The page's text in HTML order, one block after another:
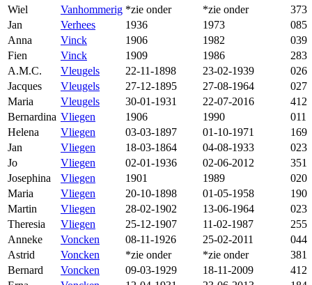
Wiel
Vanhommerig *zie onder *zie onder
373
Jan
Verhees 1936 1973
085
Anna
Vinck 1906 1982
039
Fien
Vinck 1909 1986
283
A.M.C.
Vleugels 22-11-1898 23-02-1939
026
Jacques
Vleugels 27-12-1895 27-08-1964
027
Maria
Vleugels 30-01-1931 22-07-2016
412
Bernardina Vliegen 1906 1990
011
Helena
Vliegen 03-03-1897 01-10-1971
169
Jan
Vliegen 18-03-1864 04-08-1933
023
Jo
Vliegen 02-01-1936 02-06-2012
351
Josephina
Vliegen 1901 1989
020
Maria
Vliegen 20-10-1898 01-05-1958
190
Martin
Vliegen 28-02-1902 13-06-1964
023
Theresia
Vliegen 25-12-1907 11-02-1987
255
Anneke
Voncken 08-11-1926 25-02-2011
044
Astrid
Voncken *zie onder *zie onder
381
Bernard
Voncken 09-03-1929 18-11-2009
412